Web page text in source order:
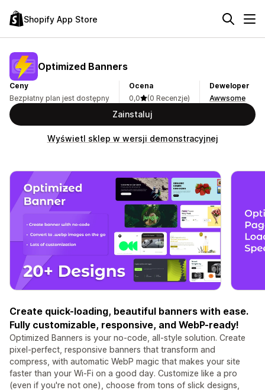
Shopify App Store
Optimized Banners
Ceny
Bezpłatny plan jest dostępny
Ocena
0,0
(0 Recenzje)
Deweloper
Awwsome
Zainstaluj
Wyświetl sklep w wersji demonstracyjnej
Create quick-loading, beautiful banners with ease.
Fully customizable, responsive, and WebP-ready!
Optimized Banners is your no-code, all-style solution. Create
pixel-perfect, responsive banners that transform and
compress, with automatic WebP magic that makes your site
faster than your Wi-Fi on a good day. Customize like a pro
(even if you're not one), choose from tons of slick designs,